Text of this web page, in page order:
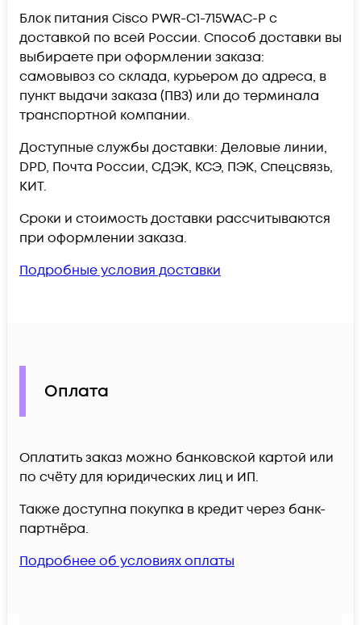
Блок питания Cisco PWR-C1-715WAC-P c
доставкой по всей России. Способ доставки вы
выбираете при оформлении заказа:
самовывоз со склада, курьером до адреса, в
пункт выдачи заказа (ПВЗ) или до терминала
транспортной компании.
Доступные службы доставки: Деловые линии,
DPD, Почта России, СДЭК, КСЭ, ПЭК, Спецсвязь,
КИТ.
Сроки и стоимость доставки рассчитываются
при оформлении заказа.
Подробные условия доставки
Оплата
Оплатить заказ можно банковской картой или
по счёту для юридических лиц и ИП.
Также доступна покупка в кредит через банк-
партнёра.
Подробнее об условиях оплаты